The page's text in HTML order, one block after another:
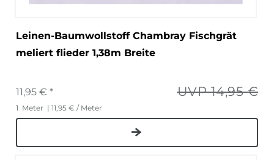
Leinen-Baumwollstoff Chambray Fischgrät
meliert flieder 1,38m Breite
UVP 14,95 €
11,95 € *
1 Meter | 11,95 € / Meter